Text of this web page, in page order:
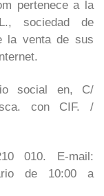
pertenece a la
sociedad de
la venta de sus
social en, C/
con CIF. /
010. E-mail:
de 10:00 a